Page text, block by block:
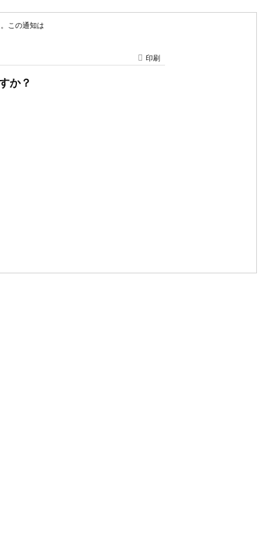
この通知は
印刷
か？